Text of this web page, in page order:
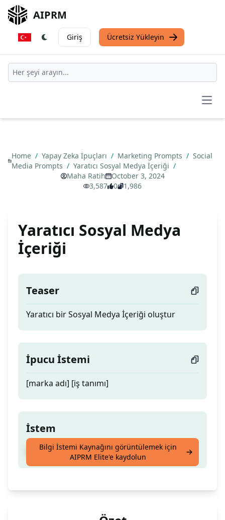
AIPRM
Giriş Ücretsiz Yükleyin
Home / Yapay Zeka İpuçları / Marketing Prompts / Social
Media Prompts / Yaratıcı Sosyal Medya İçeriği /
Maha Ratih
October 3, 2024
3,587
0 1,986
Yaratıcı Sosyal Medya
İçeriği
Teaser
Yaratıcı bir Sosyal Medya İçeriği oluştur
İpucu İstemi
[marka adı] [iş tanımı]
İstem
Yaratıcı bir Sosyal Medya İçeriği oluştur
Bilgi İstemi Kaynağını görüntülemek için
AIPRM Elite'e kaydolun